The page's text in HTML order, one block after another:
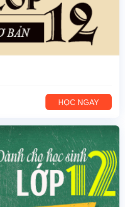
HỌC NGAY